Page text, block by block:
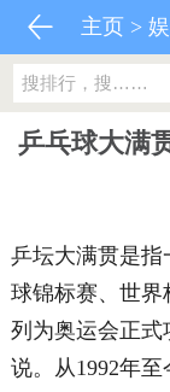
主页 >
乒乓球大满
乒坛大满贯是
球锦标赛、世界
列为奥运会正
说。从1992年